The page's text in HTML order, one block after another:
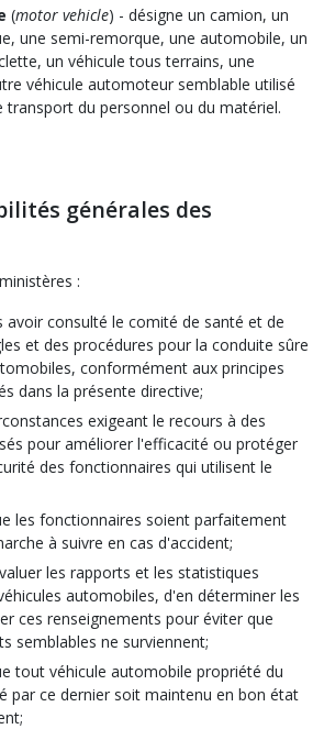
(motor vehicle) - désigne un camion, un
une semi-remorque, une automobile, un
un véhicule tous terrains, une
véhicule automoteur semblable utilisé
transport du personnel ou du matériel.
générales des
:
avoir consulté le comité de santé et de
et des procédures pour la conduite sûre
conformément aux principes
dans la présente directive;
exigeant le recours à des
pour améliorer l'efficacité ou protéger
des fonctionnaires qui utilisent le
les fonctionnaires soient parfaitement
à suivre en cas d'accident;
les rapports et les statistiques
automobiles, d'en déterminer les
ces renseignements pour éviter que
semblables ne surviennent;
tout véhicule automobile propriété du
par ce dernier soit maintenu en bon état